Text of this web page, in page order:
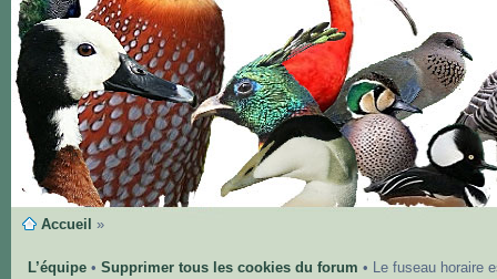
Accueil »
L’équipe• Supprimer tous les cookies du forum • Le fuseau horaire